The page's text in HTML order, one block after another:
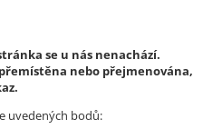
se u nás nenachází.
nebo přejmenována,
uvedených bodů: